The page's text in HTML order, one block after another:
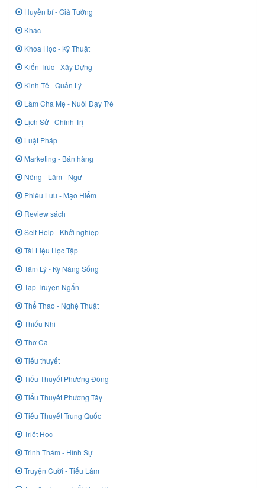
Huyền bí - Giả Tưởng
Khác
Khoa Học - Kỹ Thuật
Kiến Trúc - Xây Dựng
Kinh Tế - Quản Lý
Làm Cha Mẹ - Nuôi Dạy Trẻ
Lịch Sử - Chính Trị
Luật Pháp
Marketing - Bán hàng
Nông - Lâm - Ngư
Phiêu Lưu - Mạo Hiểm
Review sách
Self Help - Khởi nghiệp
Tài Liệu Học Tập
Tâm Lý - Kỹ Năng Sống
Tập Truyện Ngắn
Thể Thao - Nghệ Thuật
Thiếu Nhi
Thơ Ca
Tiểu thuyết
Tiểu Thuyết Phương Đông
Tiểu Thuyết Phương Tây
Tiểu Thuyết Trung Quốc
Triết Học
Trinh Thám - Hình Sự
Truyện Cười - Tiếu Lâm